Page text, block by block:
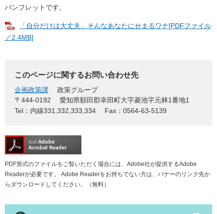
パンフレットです。
「自分だけは大丈夫」そんなあなたにせまるワナ[PDFファイル
／2.4MB]
このページに関するお問い合わせ先
企画政策課
政策グループ
〒444-0192
愛知県額田郡幸田町大字菱池字元林1番地1
Tel：内線331,332,333,334
Fax：0564-63-5139
PDF形式のファイルをご覧いただく場合には、Adobe社が提供するAdobe
Readerが必要です。
Adobe Readerをお持ちでない方は、バナーのリンク先か
らダウンロードしてください。（無料）